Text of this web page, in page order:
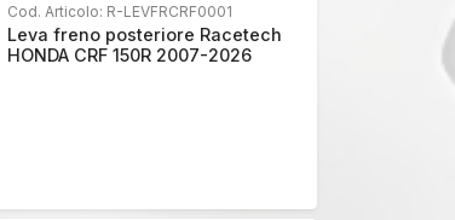
Cod. Articolo: R-LEVFRCRF0001
Leva freno posteriore Racetech
HONDA CRF 150R 2007-2026